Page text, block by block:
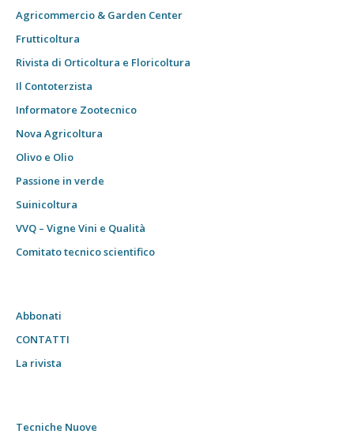
Agricommercio & Garden Center
Frutticoltura
Rivista di Orticoltura e Floricoltura
Il Contoterzista
Informatore Zootecnico
Nova Agricoltura
Olivo e Olio
Passione in verde
Suinicoltura
VVQ – Vigne Vini e Qualità
Comitato tecnico scientifico
Abbonati
CONTATTI
La rivista
Tecniche Nuove